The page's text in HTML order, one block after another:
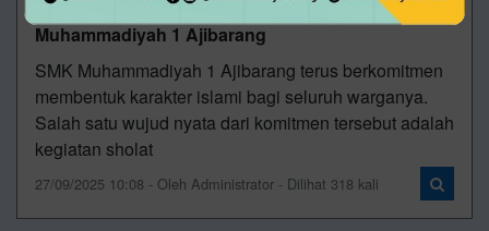
Pembiasaan Sholat Dzuhur Berjamaah di SMK
Muhammadiyah 1 Ajibarang
SMK Muhammadiyah 1 Ajibarang terus berkomitmen
membentuk karakter islami bagi seluruh warganya.
Salah satu wujud nyata dari komitmen tersebut adalah
kegiatan sholat
27/09/2025 10:08 - Oleh Administrator - Dilihat 318 kali